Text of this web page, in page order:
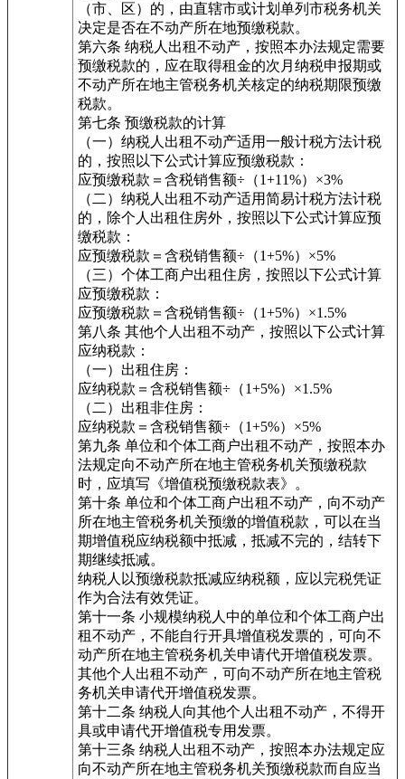
（市、区）的，由直辖市或计划单列市税务机关
决定是否在不动产所在地预缴税款。
第六条 纳税人出租不动产，按照本办法规定需要
预缴税款的，应在取得租金的次月纳税申报期或
不动产所在地主管税务机关核定的纳税期限预缴
税款。
第七条 预缴税款的计算
（一）纳税人出租不动产适用一般计税方法计税
的，按照以下公式计算应预缴税款：
应预缴税款＝含税销售额÷（1+11%）×3%
（二）纳税人出租不动产适用简易计税方法计税
的，除个人出租住房外，按照以下公式计算应预
缴税款：
应预缴税款＝含税销售额÷（1+5%）×5%
（三）个体工商户出租住房，按照以下公式计算
应预缴税款：
应预缴税款＝含税销售额÷（1+5%）×1.5%
第八条 其他个人出租不动产，按照以下公式计算
应纳税款：
（一）出租住房：
应纳税款＝含税销售额÷（1+5%）×1.5%
（二）出租非住房：
应纳税款＝含税销售额÷（1+5%）×5%
第九条 单位和个体工商户出租不动产，按照本办
法规定向不动产所在地主管税务机关预缴税款
时，应填写《增值税预缴税款表》。
第十条 单位和个体工商户出租不动产，向不动产
所在地主管税务机关预缴的增值税款，可以在当
期增值税应纳税额中抵减，抵减不完的，结转下
期继续抵减。
纳税人以预缴税款抵减应纳税额，应以完税凭证
作为合法有效凭证。
第十一条 小规模纳税人中的单位和个体工商户出
租不动产，不能自行开具增值税发票的，可向不
动产所在地主管税务机关申请代开增值税发票。
其他个人出租不动产，可向不动产所在地主管税
务机关申请代开增值税发票。
第十二条 纳税人向其他个人出租不动产，不得开
具或申请代开增值税专用发票。
第十三条 纳税人出租不动产，按照本办法规定应
向不动产所在地主管税务机关预缴税款而自应当